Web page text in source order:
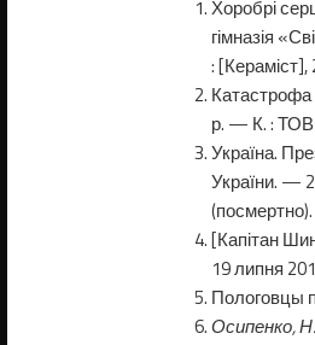
Хоробрі
гімназія
:
р. — К. : ТОВ
Україна.
України. —
(посмертно).
[Капітан
19 липня
Пологовцы
Осипенко, Н.